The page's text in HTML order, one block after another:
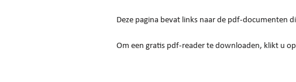
Deze pagina bevat links naar de pdf-documenten
Om een gratis pdf-reader te downloaden, klikt u op